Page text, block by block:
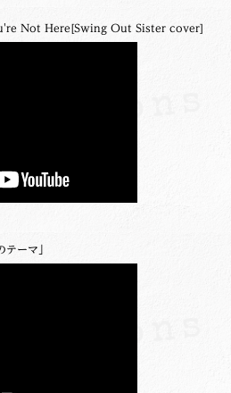
Not Here[Swing Out Sister cover]
ーマ」